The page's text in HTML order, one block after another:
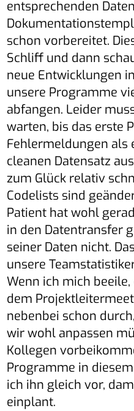
entsprechenden
schon vorbereitet.
Schliff und dann
neue Entwicklungen
unsere Programme
abfangen. Leider
warten, bis das erste
Fehlermeldungen als
cleanen Datensatz
zum Glück relativ
Codelists sind
Patient hat wohl
in den Datentransfer
seiner Daten nicht.
unsere
Wenn ich mich
dem
nebenbei schon
wir wohl anpassen
Kollegen
Programme in
ich ihn gleich vor,
einplant.